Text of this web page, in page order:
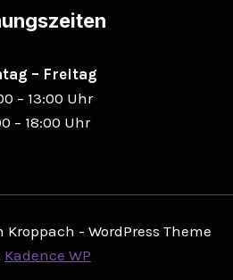
– Freitag
– 13:00 Uhr
– 18:00 Uhr
- WordPress Theme
Kadence WP